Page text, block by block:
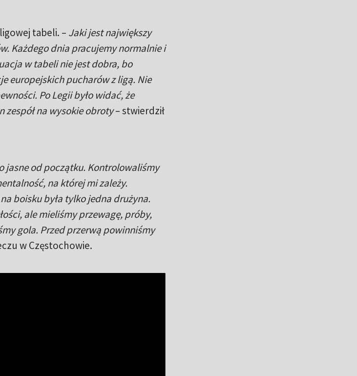
tabeli. – Jaki jest największy
Każdego dnia pracujemy normalnie i
w tabeli nie jest dobra, bo
europejskich pucharów z ligą. Nie
Po Legii było widać, że
zespół na wysokie obroty– stwierdził
jasne od początku. Kontrolowaliśmy
na której mi zależy.
boisku była tylko jedna drużyna.
ale mieliśmy przewagę, próby,
gola. Przed przerwą powinniśmy
w Częstochowie.